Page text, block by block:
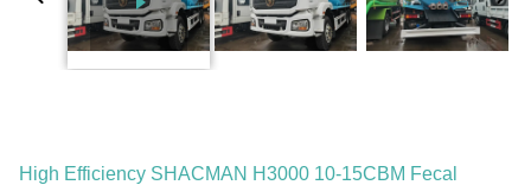
High Efficiency SHACMAN H3000 10-15CBM Fecal